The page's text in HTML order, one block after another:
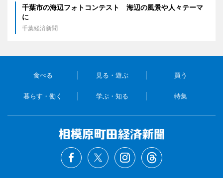
千葉市の海辺フォトコンテスト 海辺の風景や人々テーマ
に
千葉経済新聞
食べる 見る・遊ぶ 買う
暮らす・働く 学ぶ・知る 特集